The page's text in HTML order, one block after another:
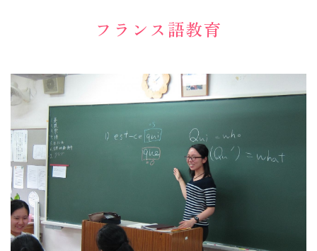
フランス語教育